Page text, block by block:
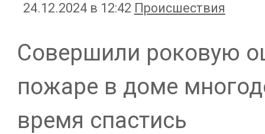
24.12.2024 в 12:42 Происшествия
Совершили роковую
пожаре в доме
время спастись